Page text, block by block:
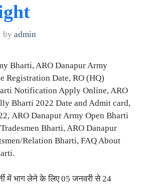
by admin
Bharti, ARO Danapur Army
Registration Date, RO (HQ)
Notification Apply Online, ARO
Bharti 2022 Date and Admit card,
ARO Danapur Army Open Bharti
Bharti, ARO Danapur
Relation Bharti, FAQ About
में भाग लेने के लिए 05 जनवरी से 24